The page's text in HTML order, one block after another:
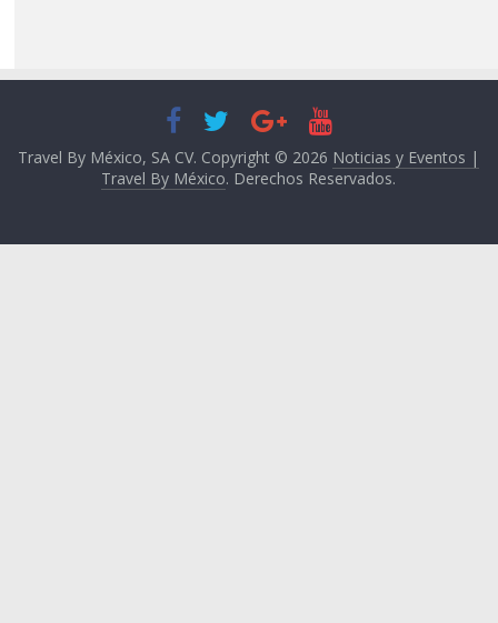
Travel By México, SA CV. Copyright © 2026 Noticias y Eventos |
Travel By México. Derechos Reservados.